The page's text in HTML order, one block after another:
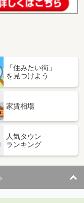
「住みたい街」
を見つけよう
家賃相場
人気タウン
ランキング